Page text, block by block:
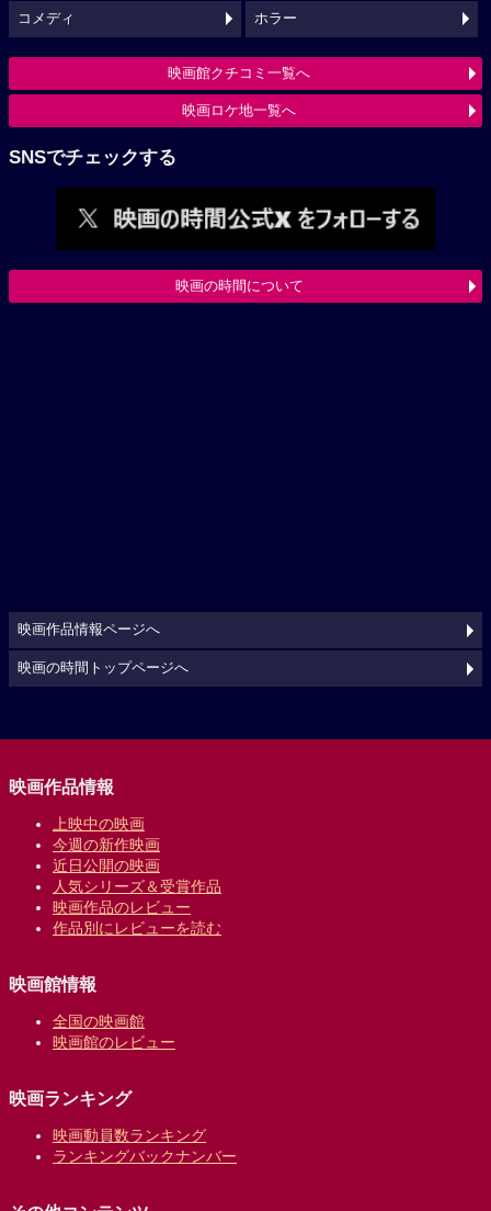
コメディ ホラー
映画館クチコミ一覧へ
映画ロケ地一覧へ
SNSでチェックする
映画の時間について
映画作品情報ページへ
映画の時間トップページへ
映画作品情報
上映中の映画
今週の新作映画
近日公開の映画
人気シリーズ＆受賞作品
映画作品のレビュー
作品別にレビューを読む
映画館情報
全国の映画館
映画館のレビュー
映画ランキング
映画動員数ランキング
ランキングバックナンバー